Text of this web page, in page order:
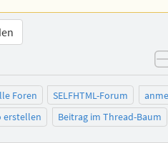
Foren SELFHTML-Forum
erstellen
Beitrag im Thread-Baum